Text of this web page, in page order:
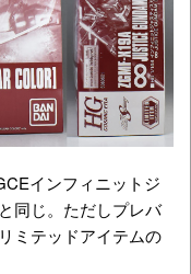
インフィニットジ
同じ。ただしプレバ
ミテッドアイテムの